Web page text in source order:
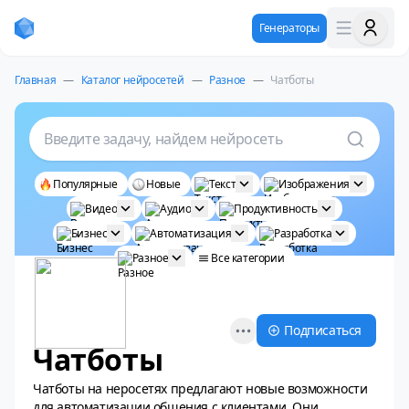
Генераторы
Главная — Каталог нейросетей — Разное — Чатботы
Введите задачу, найдем нейросеть
Популярные Новые Текст
Изображения
Видео
Аудио
Продуктивность
Бизнес
Автоматизация
Разработка
Разное
Все категории
Open options
Подписаться
Чатботы
Чатботы на неросетях предлагают новые возможности